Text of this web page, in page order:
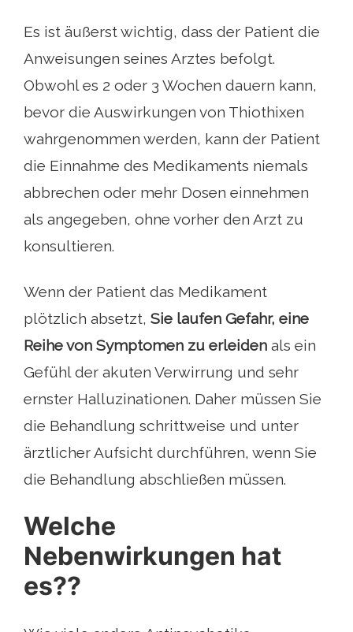
Es ist äußerst wichtig, dass der Patient die
Anweisungen seines Arztes befolgt.
Obwohl es 2 oder 3 Wochen dauern kann,
bevor die Auswirkungen von Thiothixen
wahrgenommen werden, kann der Patient
die Einnahme des Medikaments niemals
abbrechen oder mehr Dosen einnehmen
als angegeben, ohne vorher den Arzt zu
konsultieren.
Wenn der Patient das Medikament
plötzlich absetzt, Sie laufen Gefahr, eine
Reihe von Symptomen zu erleiden als ein
Gefühl der akuten Verwirrung und sehr
ernster Halluzinationen. Daher müssen Sie
die Behandlung schrittweise und unter
ärztlicher Aufsicht durchführen, wenn Sie
die Behandlung abschließen müssen.
Welche
Nebenwirkungen hat
es??